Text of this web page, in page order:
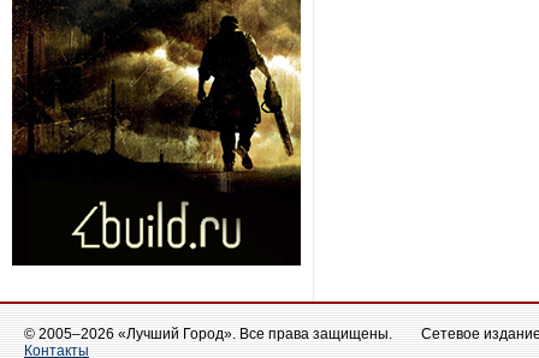
© 2005–2026 «Лучший Город». Все права защищены.
Контакты
Сетевое